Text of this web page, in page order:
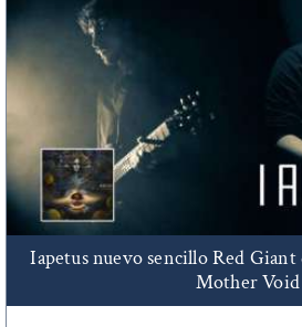
Iapetus nuevo sencillo Red
Mother Void